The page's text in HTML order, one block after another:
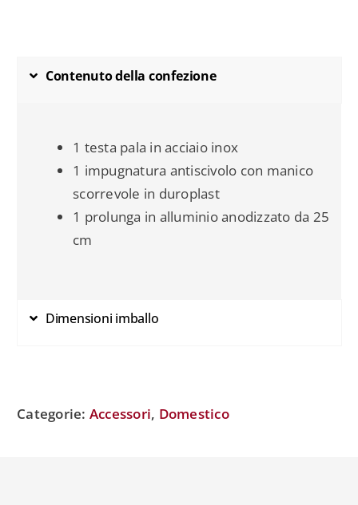
Contenuto della confezione
1 testa pala in acciaio inox
1 impugnatura antiscivolo con manico
scorrevole in duroplast
1 prolunga in alluminio anodizzato da 25
cm
Dimensioni imballo
Categorie: Accessori, Domestico